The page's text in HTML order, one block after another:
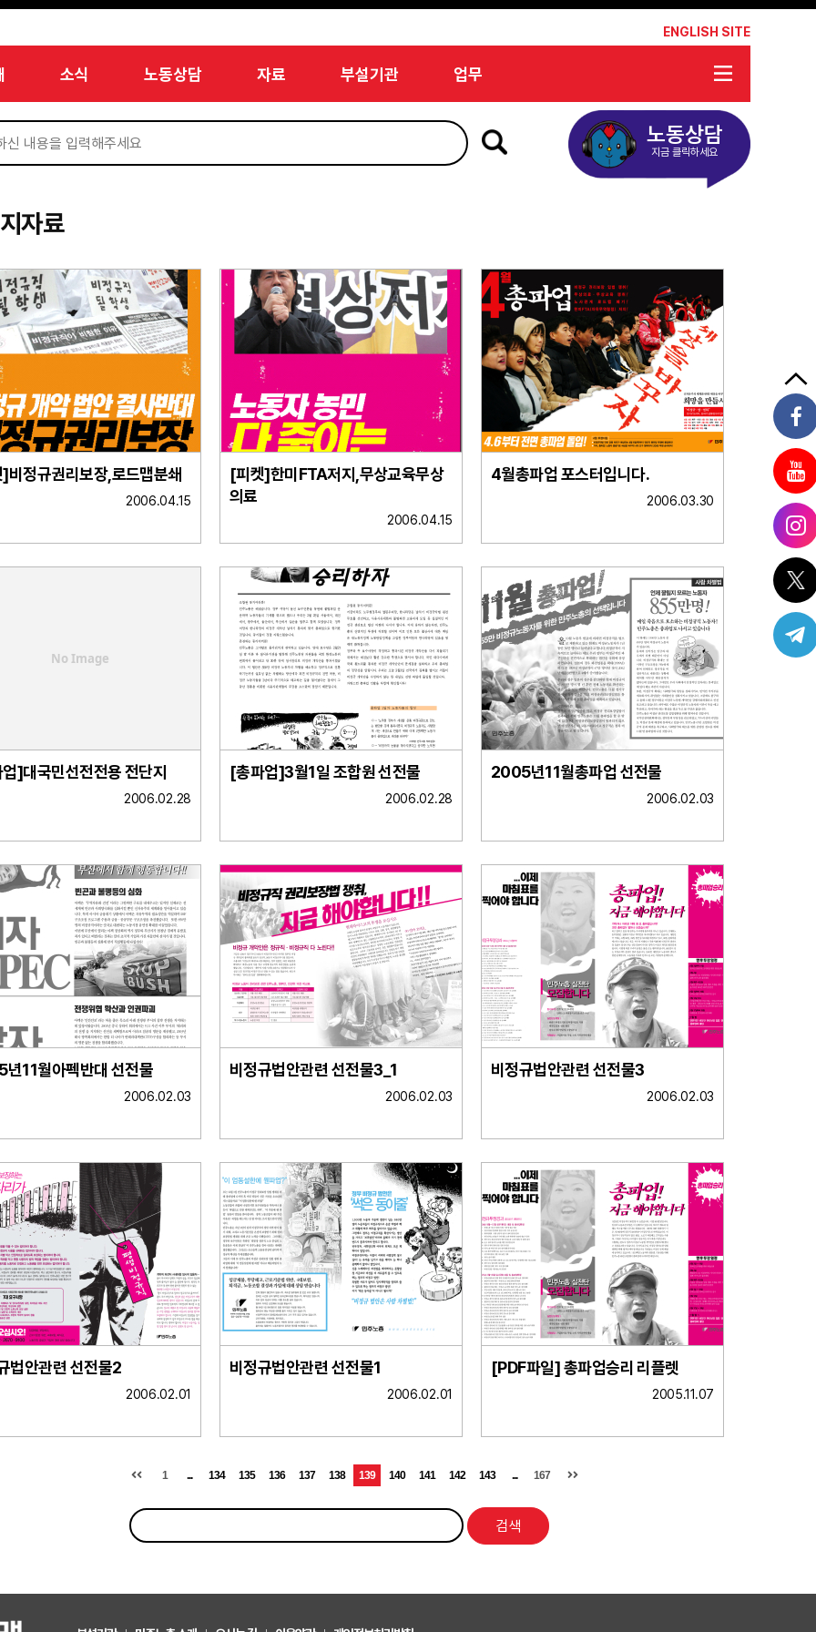
ENGLISH SITE
소식 노동상담 자료 부설기관 업무
노동상담
지금 클릭하세요
자료
비정규권리보장,로드맵분쇄
2006.04.15
[피켓]한미FTA저지,무상교육무상
의료
2006.04.15
4월총파업 포스터입니다.
2006.03.30
No Image
]대국민선전전용 전단지
2006.02.28
[총파업]3월1일 조합원 선전물
2006.02.28
2005년11월총파업 선전물
2006.02.03
11월아펙반대 선전물
2006.02.03
비정규법안관련 선전물3_1
2006.02.03
비정규법안관련 선전물3
2006.02.03
법안관련 선전물2
2006.02.01
비정규법안관련 선전물1
2006.02.01
[PDF파일] 총파업승리 리플렛
2005.11.07
1 ... 134 135 136 137 138 139 140 141 142 143 ... 167
검색